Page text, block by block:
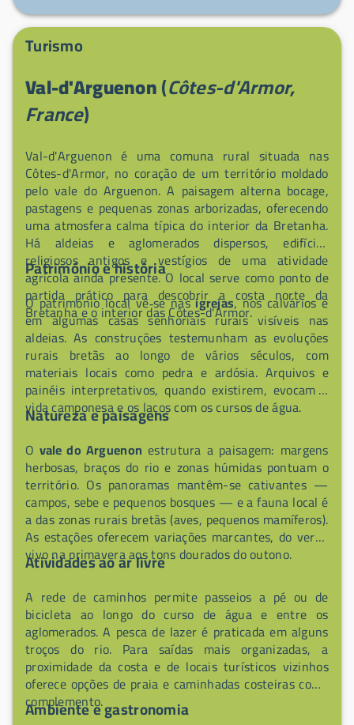
imediações.
Turismo
Val-d'Arguenon(Côtes-d'Armor,
France)
Val-d'Arguenon é uma comuna rural situada nas
Côtes-d'Armor, no coração de um território moldado
pelo vale do Arguenon. A paisagem alterna bocage,
pastagens e pequenas zonas arborizadas, oferecendo
uma atmosfera calma típica do interior da Bretanha.
Há aldeias e aglomerados dispersos, edifícios
religiosos antigos e vestígios de uma atividade
agrícola ainda presente. O local serve como ponto de
partida prático para descobrir a costa norte da
Bretanha e o interior das Côtes-d'Armor.
Património e história
O património local vê‑se nasigrejas, nos calvários e
em algumas casas senhoriais rurais visíveis nas
aldeias. As construções testemunham as evoluções
rurais bretãs ao longo de vários séculos, com
materiais locais como pedra e ardósia. Arquivos e
painéis interpretativos, quando existirem, evocam a
vida camponesa e os laços com os cursos de água.
Natureza e paisagens
O vale do Arguenon estrutura a paisagem: margens
herbosas, braços do rio e zonas húmidas pontuam o
território. Os panoramas mantêm-se cativantes —
campos, sebe e pequenos bosques — e a fauna local é
a das zonas rurais bretãs (aves, pequenos mamíferos).
As estações oferecem variações marcantes, do verde
vivo na primavera aos tons dourados do outono.
Atividades ao ar livre
A rede de caminhos permite passeios a pé ou de
bicicleta ao longo do curso de água e entre os
aglomerados. A pesca de lazer é praticada em alguns
troços do rio. Para saídas mais organizadas, a
proximidade da costa e de locais turísticos vizinhos
oferece opções de praia e caminhadas costeiras como
complemento.
Ambiente e gastronomia